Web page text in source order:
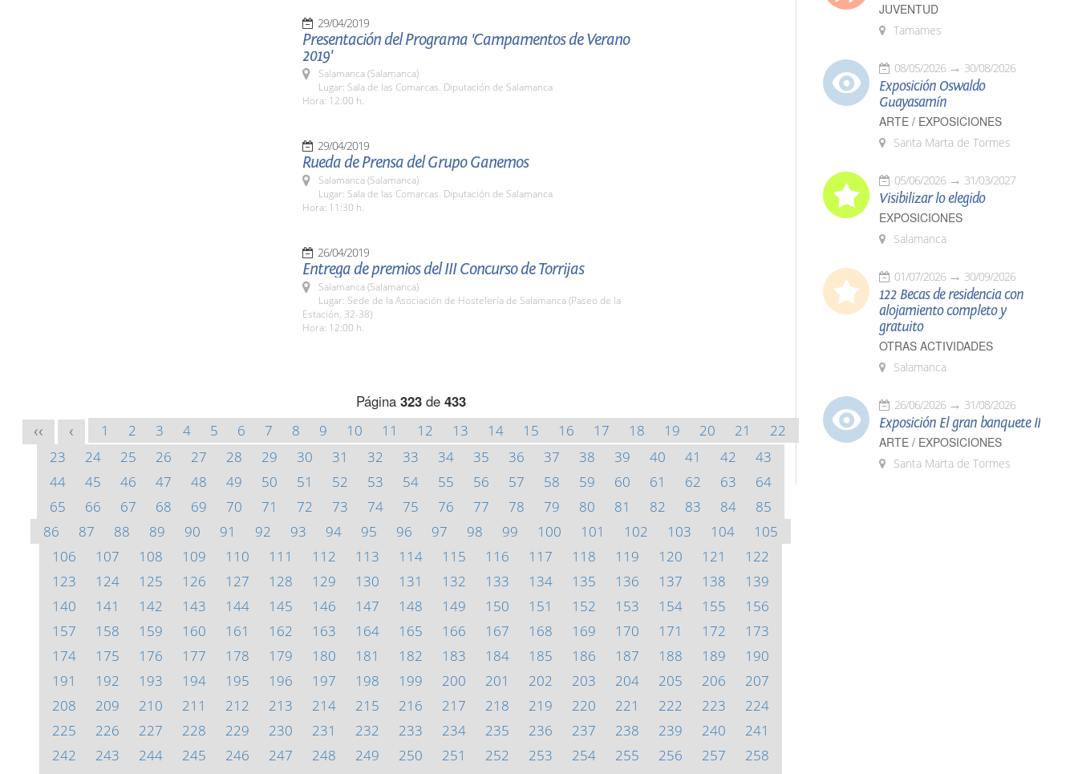
29/04/2019
Presentación del Programa 'Campamentos de Verano
2019'
Salamanca (Salamanca)
Lugar: Sala de las Comarcas. Diputación de Salamanca
Hora: 12:00 h.
29/04/2019
Rueda de Prensa del Grupo Ganemos
Salamanca (Salamanca)
Lugar: Sala de las Comarcas. Diputación de Salamanca
Hora: 11:30 h.
26/04/2019
Entrega de premios del III Concurso de Torrijas
Salamanca (Salamanca)
Lugar: Sede de la Asociación de Hostelería de Salamanca (Paseo de la
Estación, 32-38)
Hora: 12:00 h.
Página 323de 433
<< < 1 2 3 4 5 6 7 8 9 10 11 12 13 14 15 16 17 18 19 20 21
22
23
24 25 26 27 28 29 30 31 32 33 34 35 36 37 38 39 40 41 42
43
44
45 46 47 48 49 50 51 52 53 54 55 56 57 58 59 60 61 62 63
64
65
66 67 68 69 70 71 72 73 74 75 76 77 78 79 80 81 82 83 84
85
86
87 88 89 90 91 92 93 94 95 96 97 98 99 100 101 102 103 104
105
106
107 108 109 110 111 112 113 114 115 116 117 118 119 120 121
122
123
124 125 126 127 128 129 130 131 132 133 134 135 136 137 138
139
140
141 142 143 144 145 146 147 148 149 150 151 152 153 154 155
156
157
158 159 160 161 162 163 164 165 166 167 168 169 170 171 172
173
174
175 176 177 178 179 180 181 182 183 184 185 186 187 188 189
190
191
192 193 194 195 196 197 198 199 200 201 202 203 204 205 206
207
208
209 210 211 212 213 214 215 216 217 218 219 220 221 222 223
224
225
226 227 228 229 230 231 232 233 234 235 236 237 238 239 240
241
242
243 244 245 246 247 248 249 250 251 252 253 254 255 256 257
258
JUVENTUD
Tamames
08/05/2026 30/08/2026
Exposición Oswaldo
Guayasamín
ARTE / EXPOSICIONES
Santa Marta de Tormes
05/06/2026 31/03/2027
Visibilizar lo elegido
EXPOSICIONES
Salamanca
01/07/2026 30/09/2026
122 Becas de residencia con
alojamiento completo y
gratuito
OTRAS ACTIVIDADES
Salamanca
26/06/2026 31/08/2026
Exposición El gran banquete II
ARTE / EXPOSICIONES
Santa Marta de Tormes